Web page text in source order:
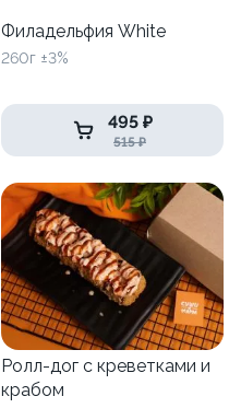
Филадельфия White
260г ±3%
495 ₽
515 ₽
Ролл-дог с креветками и
крабом